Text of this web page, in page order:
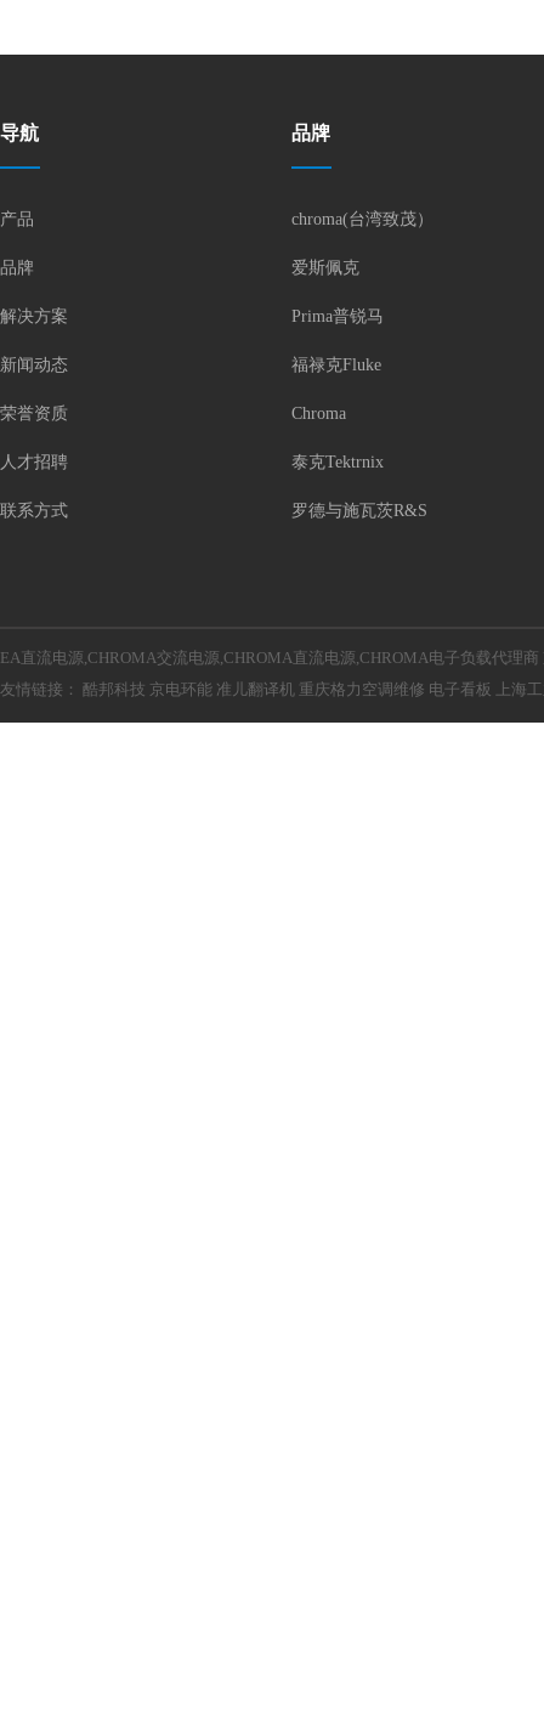
导航
产品
品牌
解决方案
新闻动态
荣誉资质
人才招聘
联系方式
品牌
chroma(台湾致茂）
爱斯佩克
Prima普锐马
福禄克Fluke
Chroma
泰克Tektrnix
罗德与施瓦茨R&S
EA直流电源,CHROMA交流电源,CHROMA直流电源,CHROMA电子负载代理商
友情链接： 酷邦科技 京电环能 准儿翻译机 重庆格力空调维修 电子看板 上海